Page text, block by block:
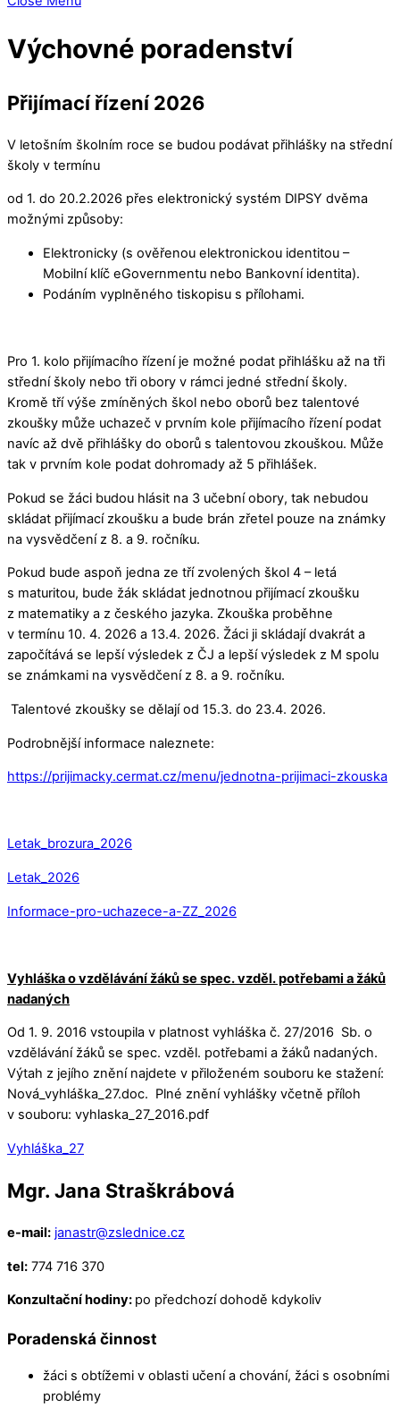
Výchovné poradenství
Přijímací řízení 2026
V letošním školním roce se budou podávat přihlášky na střední
školy v termínu
od 1. do 20.2.2026 přes elektronický systém DIPSY dvěma
možnými způsoby:
Elektronicky (s ověřenou elektronickou identitou –
Mobilní klíč eGovernmentu nebo Bankovní identita).
Podáním vyplněného tiskopisu s přílohami.
Pro 1. kolo přijímacího řízení je možné podat přihlášku až na tři
střední školy nebo tři obory v rámci jedné střední školy.
Kromě tří výše zmíněných škol nebo oborů bez talentové
zkoušky může uchazeč v prvním kole přijímacího řízení podat
navíc až dvě přihlášky do oborů s talentovou zkouškou. Může
tak v prvním kole podat dohromady až 5 přihlášek.
Pokud se žáci budou hlásit na 3 učební obory, tak nebudou
skládat přijímací zkoušku a bude brán zřetel pouze na známky
na vysvědčení z 8. a 9. ročníku.
Pokud bude aspoň jedna ze tří zvolených škol 4 – letá
s maturitou, bude žák skládat jednotnou přijímací zkoušku
z matematiky a z českého jazyka. Zkouška proběhne
v termínu 10. 4. 2026 a 13.4. 2026. Žáci ji skládají dvakrát a
započítává se lepší výsledek z ČJ a lepší výsledek z M spolu
se známkami na vysvědčení z 8. a 9. ročníku.
Talentové zkoušky se dělají od 15.3. do 23.4. 2026.
Podrobnější informace naleznete:
https://prijimacky.cermat.cz/menu/jednotna-prijimaci-zkouska
Letak_brozura_2026
Letak_2026
Informace-pro-uchazece-a-ZZ_2026
Vyhláška o vzdělávání žáků se spec. vzděl. potřebami a žáků
nadaných
Od 1. 9. 2016 vstoupila v platnost vyhláška č. 27/2016 Sb. o
vzdělávání žáků se spec. vzděl. potřebami a žáků nadaných.
Výtah z jejího znění najdete v přiloženém souboru ke stažení:
Nová_vyhláška_27.doc. Plné znění vyhlášky včetně příloh
v souboru: vyhlaska_27_2016.pdf
Vyhláška_27
Mgr. Jana Straškrábová
e-mail: janastr@zslednice.cz
tel: 774 716 370
Konzultační hodiny: po předchozí dohodě kdykoliv
Poradenská činnost
žáci s obtížemi v oblasti učení a chování, žáci s osobními
problémy